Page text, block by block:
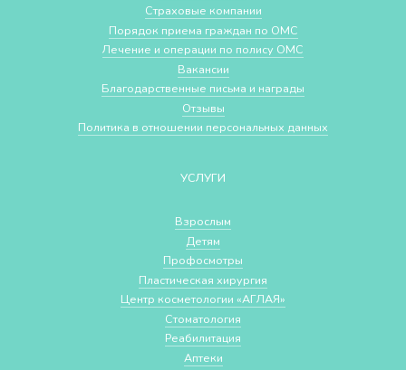
Страховые компании
Порядок приема граждан по ОМС
Лечение и операции по полису ОМС
Вакансии
Благодарственные письма и награды
Отзывы
Политика в отношении персональных данных
УСЛУГИ
Взрослым
Детям
Профосмотры
Пластическая хирургия
Центр косметологии «АГЛАЯ»
Стоматология
Реабилитация
Аптеки